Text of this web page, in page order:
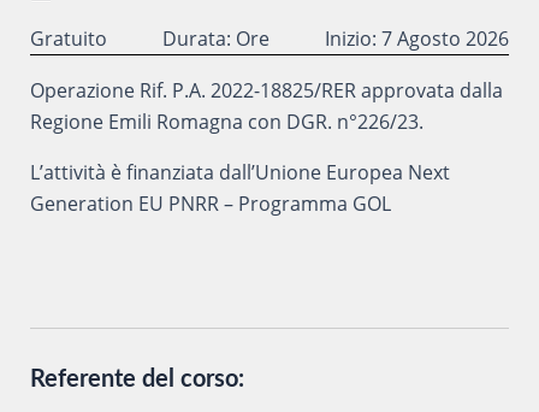
Gratuito Durata: Ore
Inizio: 7 Agosto 2026
Operazione Rif. P.A. 2022-18825/RER approvata dalla
Regione Emili Romagna con DGR. n°226/23.
L’attività è finanziata dall’Unione Europea Next
Generation EU PNRR – Programma GOL
Referente del corso: